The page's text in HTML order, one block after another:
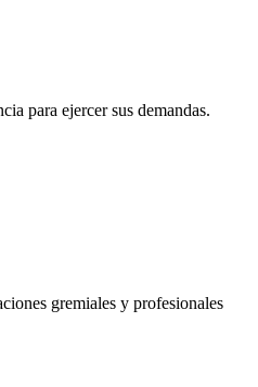
para ejercer sus demandas.
gremiales y profesionales